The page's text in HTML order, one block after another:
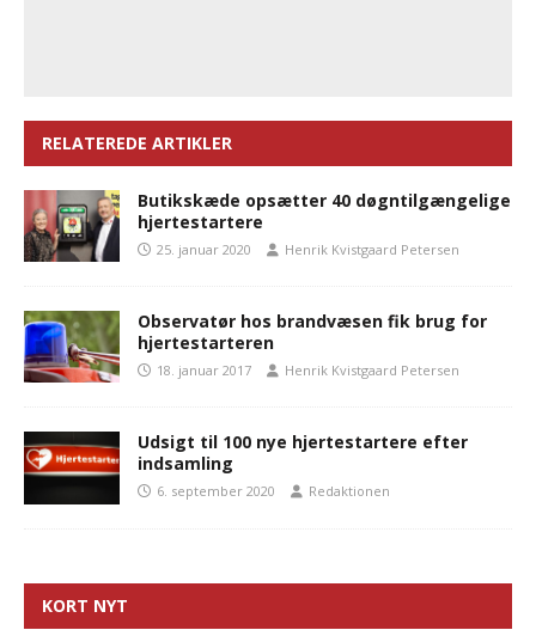
RELATEREDE ARTIKLER
Butikskæde opsætter 40 døgntilgængelige
hjertestartere
25. januar 2020 Henrik Kvistgaard Petersen
Observatør hos brandvæsen fik brug for
hjertestarteren
18. januar 2017 Henrik Kvistgaard Petersen
Udsigt til 100 nye hjertestartere efter
indsamling
6. september 2020 Redaktionen
KORT NYT